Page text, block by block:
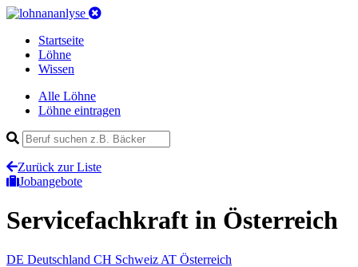
Startseite
Löhne
Wissen
Alle Löhne
Löhne eintragen
Zurück zur Liste
Jobangebote
Servicefachkraft in Österreich
DE Deutschland CH Schweiz AT Österreich